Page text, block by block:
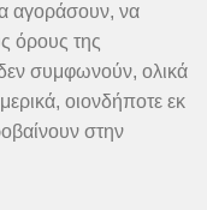
αγοράσουν, να
όρους της
συμφωνούν, ολικά
οιονδήποτε εκ
στην